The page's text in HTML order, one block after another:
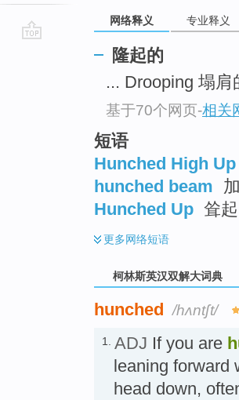
网络释义 专业释义
隆起的
... Drooping 塌肩
基于70个网页-相关
短语
Hunched High Up
hunched beam
Hunched Up 耸起
更多网络短语
柯林斯英汉双解大词典
hunched /hʌntʃt/
1. ADJ If you are
leaning forward
head down,